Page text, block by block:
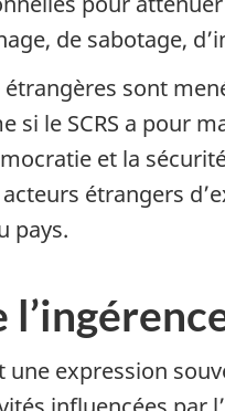
de sabotage,
étrangères sont
si le SCRS a pour
et la
étrangers
pays.
une expression